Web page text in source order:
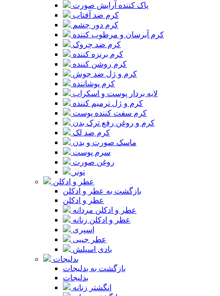
پاک کننده آرایش صورت
کرم ضد آفتاب
کرم دور چشم
کرم آبرسان و مرطوب کننده
کرم ضد چروک
کرم برنزه کننده
کرم روشن کننده
کرم و ژل ضد جوش
کرم پوشاننده
لایه بردار پوست و اسکراب
کرم و ژل ترمیم کننده
کرم سفت کننده پوست
کرم و روغن رفع ترک بدن
کرم ضد لک
ماسک صورت و بدن
سرم پوست
روغن صورت
تونر
عطر و ادکلن
بازگشت به عطر و ادکلن
عطر و ادکلن
عطر و ادکلن مردانه
عطر و ادکلن زنانه
اسپری
عطر جیبی
بادی اسپلش
بدلیجات
بازگشت به بدلیجات
بدلیجات
انگشتر زنانه